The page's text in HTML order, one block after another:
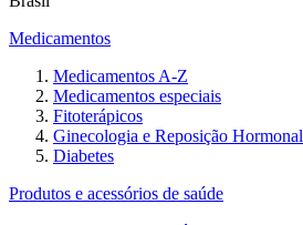
Medicamentos
Medicamentos A-Z
Medicamentos especiais
Fitoterápicos
Ginecologia e Reposição Hormonal
Diabetes
Produtos e acessórios de saúde